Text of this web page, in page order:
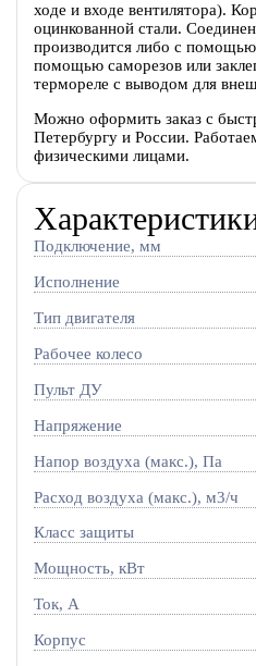
ходе и входе вентилятора).
оцинкованной стали.
производится либо с
помощью саморезов или
термореле с выводом для
Можно оформить заказ с
Петербургу и России.
физическими лицами.
Подключение, мм
Исполнение
Тип двигателя
Рабочее колесо
Пульт ДУ
Напряжение
Напор воздуха (макс.), Па
Расход воздуха (макс.), м3/ч
Класс защиты
Мощность, кВт
Ток, A
Корпус